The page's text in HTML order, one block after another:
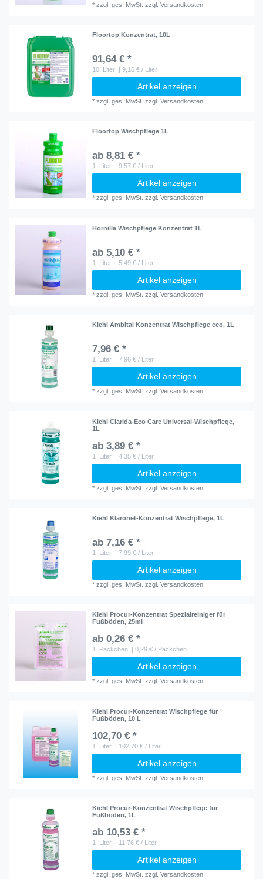
*zzgl. ges. MwSt. zzgl.Versandkosten
Floortop Konzentrat, 10L
91,64 € *
10 Liter | 9,16 € / Liter
Artikel anzeigen
*zzgl. ges. MwSt. zzgl.Versandkosten
Floortop Wischpflege 1L
ab 8,81 € *
1 Liter | 9,57 € / Liter
Artikel anzeigen
*zzgl. ges. MwSt. zzgl.Versandkosten
Hornilla Wischpflege Konzentrat 1L
ab 5,10 € *
1 Liter | 5,49 € / Liter
Artikel anzeigen
*zzgl. ges. MwSt. zzgl.Versandkosten
Kiehl Ambital Konzentrat Wischpflege eco, 1L
7,96 € *
1 Liter | 7,96 € / Liter
Artikel anzeigen
*zzgl. ges. MwSt. zzgl.Versandkosten
Kiehl Clarida-Eco Care Universal-Wischpflege,
1L
ab 3,89 € *
1 Liter | 4,35 € / Liter
Artikel anzeigen
*zzgl. ges. MwSt. zzgl.Versandkosten
Kiehl Klaronet-Konzentrat Wischpflege, 1L
ab 7,16 € *
1 Liter | 7,99 € / Liter
Artikel anzeigen
*zzgl. ges. MwSt. zzgl.Versandkosten
Kiehl Procur-Konzentrat Spezialreiniger für
Fußböden, 25ml
ab 0,26 € *
1 Päckchen | 0,29 € / Päckchen
Artikel anzeigen
*zzgl. ges. MwSt. zzgl.Versandkosten
Kiehl Procur-Konzentrat Wischpflege für
Fußböden, 10 L
102,70 € *
1 Liter | 102,70 € / Liter
Artikel anzeigen
*zzgl. ges. MwSt. zzgl.Versandkosten
Kiehl Procur-Konzentrat Wischpflege für
Fußböden, 1L
ab 10,53 € *
1 Liter | 11,76 € / Liter
Artikel anzeigen
*zzgl. ges. MwSt. zzgl.Versandkosten